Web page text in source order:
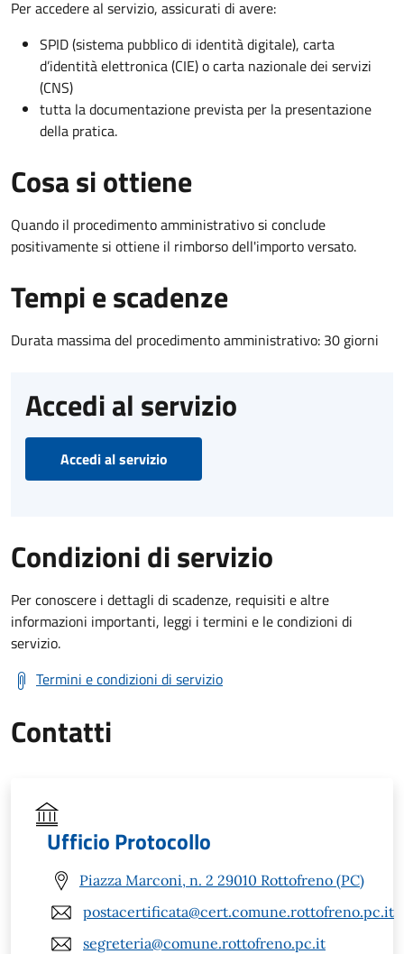
Per accedere al servizio, assicurati di avere:
SPID (sistema pubblico di identità digitale), carta
d’identità elettronica (CIE) o carta nazionale dei servizi
(CNS)
tutta la documentazione prevista per la presentazione
della pratica.
Cosa si ottiene
Quando il procedimento amministrativo si conclude
positivamente si ottiene il rimborso dell'importo versato.
Tempi e scadenze
Durata massima del procedimento amministrativo: 30 giorni
Accedi al servizio
Accedi al servizio
Condizioni di servizio
Per conoscere i dettagli di scadenze, requisiti e altre
informazioni importanti, leggi i termini e le condizioni di
servizio.
Termini e condizioni di servizio
Contatti
Ufficio Protocollo
Piazza Marconi, n. 2 29010 Rottofreno (PC)
postacertificata@cert.comune.rottofreno.pc.it
segreteria@comune.rottofreno.pc.it